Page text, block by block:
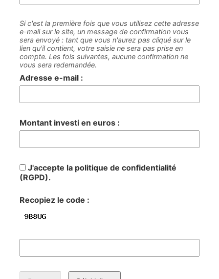
Si c'est la première fois que vous utilisez cette adresse
e-mail sur le site, un message de confirmation vous
sera envoyé : tant que vous n'aurez pas cliqué sur le
lien qu'il contient, votre saisie ne sera pas prise en
compte. Les fois suivantes, aucune confirmation ne
vous sera redemandée.
Adresse e-mail :
Montant investi en euros :
J'accepte la politique de confidentialité
(RGPD).
Recopiez le code :